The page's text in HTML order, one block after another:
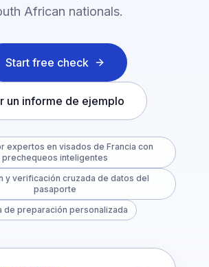
African nationals.
Start free check
un informe de ejemplo
expertos en visados de Francia con
prechequeos inteligentes
y verificación cruzada de datos del
pasaporte
de preparación personalizada